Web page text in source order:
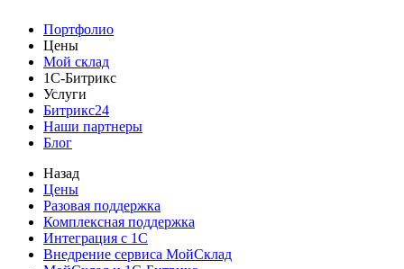
Портфолио
Цены
Мой склад
1С-Битрикс
Услуги
Битрикс24
Наши партнеры
Блог
Назад
Цены
Разовая поддержка
Комплексная поддержка
Интеграция с 1С
Внедрение сервиса МойСклад